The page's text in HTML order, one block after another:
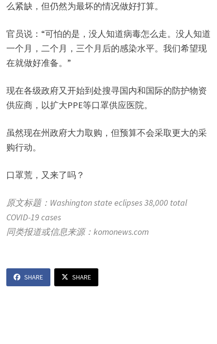
么紧缺，但仍然为最坏的情况做好打算。
官员说：“可怕的是，没人知道病毒怎么走。没人知道
一个月，二个月，三个月后的感染水平。我们希望现
在就做好准备。”
现在各级政府又开始到处搜寻国内和国际的防护物资
供应商，以扩大PPE等口罩供应医院。
虽然现在州政府大力取购，但预算不会采取更大的采
购行动。
口罩荒，又来了吗？
原文标题：Washington state eclipses 38,000 total
COVID-19 cases
同类报道或信息来源：komonews.com
SHARE SHARE